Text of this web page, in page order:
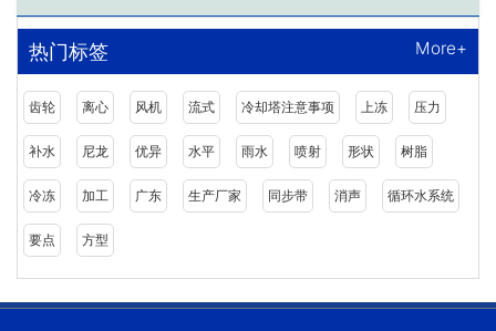
热门标签 More+
齿轮 离心 风机 流式 冷却塔注意事项 上冻 压力
补水 尼龙 优异 水平 雨水 喷射 形状 树脂
冷冻 加工 广东 生产厂家 同步带 消声 循环水系统
要点 方型